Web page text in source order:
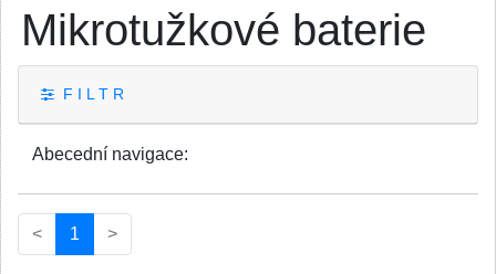
Mikrotužkové baterie
F I L T R
Abecední navigace:
< 1 (current)
>